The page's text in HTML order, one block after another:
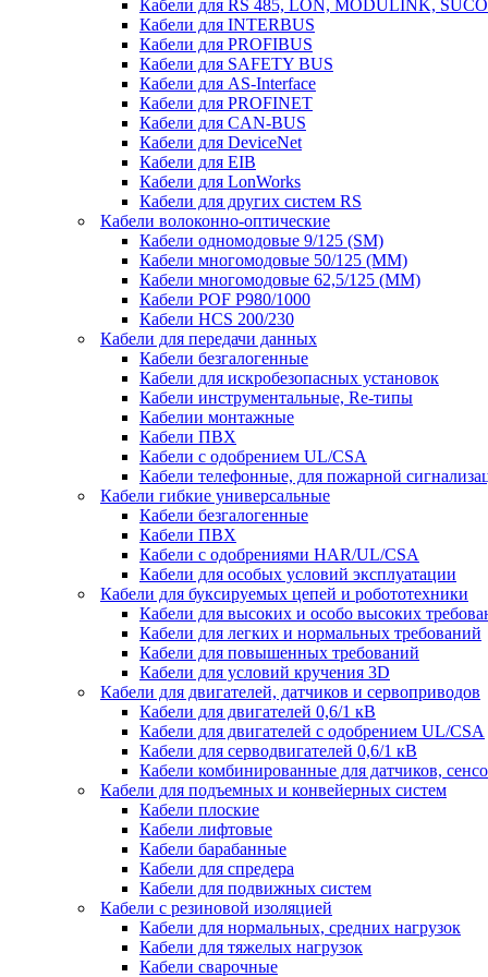
Кабели для RS 485, LON, MODULINK,
Кабели для INTERBUS
Кабели для PROFIBUS
Кабели для SAFETY BUS
Кабели для AS-Interface
Кабели для PROFINET
Кабели для CAN-BUS
Кабели для DeviceNet
Кабели для EIB
Кабели для LonWorks
Кабели для других систем RS
Кабели волоконно-оптические
Кабели одномодовые 9/125 (SM)
Кабели многомодовые 50/125 (ММ)
Кабели многомодовые 62,5/125 (ММ)
Кабели POF P980/1000
Кабели HCS 200/230
Кабели для передачи данных
Кабели безгалогенные
Кабели для искробезопасных установок
Кабели инструментальные, Re-типы
Кабелии монтажные
Кабели ПВХ
Кабели с одобрением UL/CSA
Кабели телефонные, для пожарной
Кабели гибкие универсальные
Кабели безгалогенные
Кабели ПВХ
Кабели с одобрениями HAR/UL/CSA
Кабели для особых условий эксплуатации
Кабели для буксируемых цепей и робототехники
Кабели для высоких и особо высоких
Кабели для легких и нормальных требований
Кабели для повышенных требований
Кабели для условий кручения 3D
Кабели для двигателей, датчиков и сервоприводов
Кабели для двигателей 0,6/1 кВ
Кабели для двигателей с одобрением UL/CSA
Кабели для серводвигателей 0,6/1 кВ
Кабели комбинированные для датчиков,
Кабели для подъемных и конвейерных систем
Кабели плоские
Кабели лифтовые
Кабели барабанные
Кабели для спредера
Кабели для подвижных систем
Кабели с резиновой изоляцией
Кабели для нормальных, средних нагрузок
Кабели для тяжелых нагрузок
Кабели сварочные